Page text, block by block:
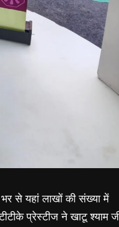
से यहां लाखों की संख्या में
प्रेस्टीज ने खाटू श्याम